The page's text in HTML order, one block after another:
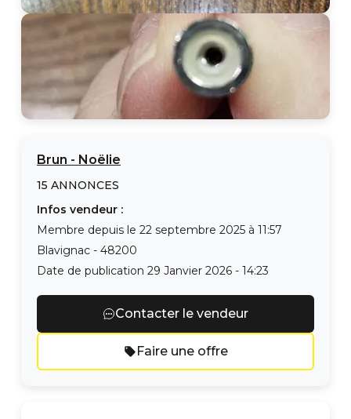
Brun - Noëlie
15 ANNONCES
Infos vendeur :
Membre depuis le 22 septembre 2025 à 11:57
Blavignac - 48200
Date de publication 29 Janvier 2026 - 14:23
Contacter le vendeur
Faire une offre